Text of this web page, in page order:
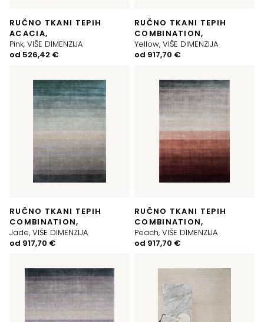
RUČNO TKANI TEPIH
ACACIA,
Pink, VIŠE DIMENZIJA
od 526,42 €
RUČNO TKANI TEPIH
COMBINATION,
Yellow, VIŠE DIMENZIJA
od 917,70 €
RUČNO TKANI TEPIH
COMBINATION,
Jade, VIŠE DIMENZIJA
od 917,70 €
RUČNO TKANI TEPIH
COMBINATION,
Peach, VIŠE DIMENZIJA
od 917,70 €